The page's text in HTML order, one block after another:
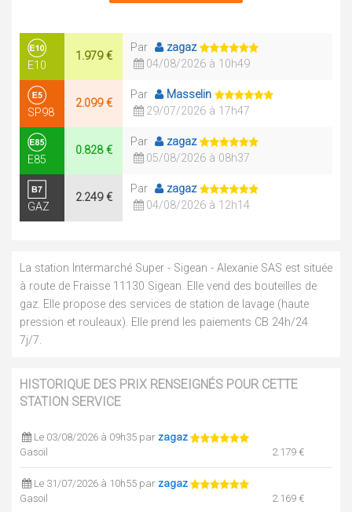
E10
1.979 €
Par
zagaz
04/08/2026 à 10h49
SP98
2.099 €
Par
Masselin
29/07/2026 à 17h47
E85
0.828 €
Par
zagaz
05/08/2026 à 08h37
GAZ
2.249 €
Par
zagaz
04/08/2026 à 12h14
La station Intermarché Super - Sigean - Alexanie SAS est située
à route de Fraisse 11130 Sigean. Elle vend des bouteilles de
gaz. Elle propose des services de station de lavage (haute
pression et rouleaux). Elle prend les paiements CB 24h/24
7j/7.
HISTORIQUE DES PRIX RENSEIGNÉS POUR CETTE
STATION SERVICE
Le 03/08/2026 à 09h35 par zagaz
Gasoil
2.179 €
Le 31/07/2026 à 10h55 par zagaz
Gasoil
2.169 €